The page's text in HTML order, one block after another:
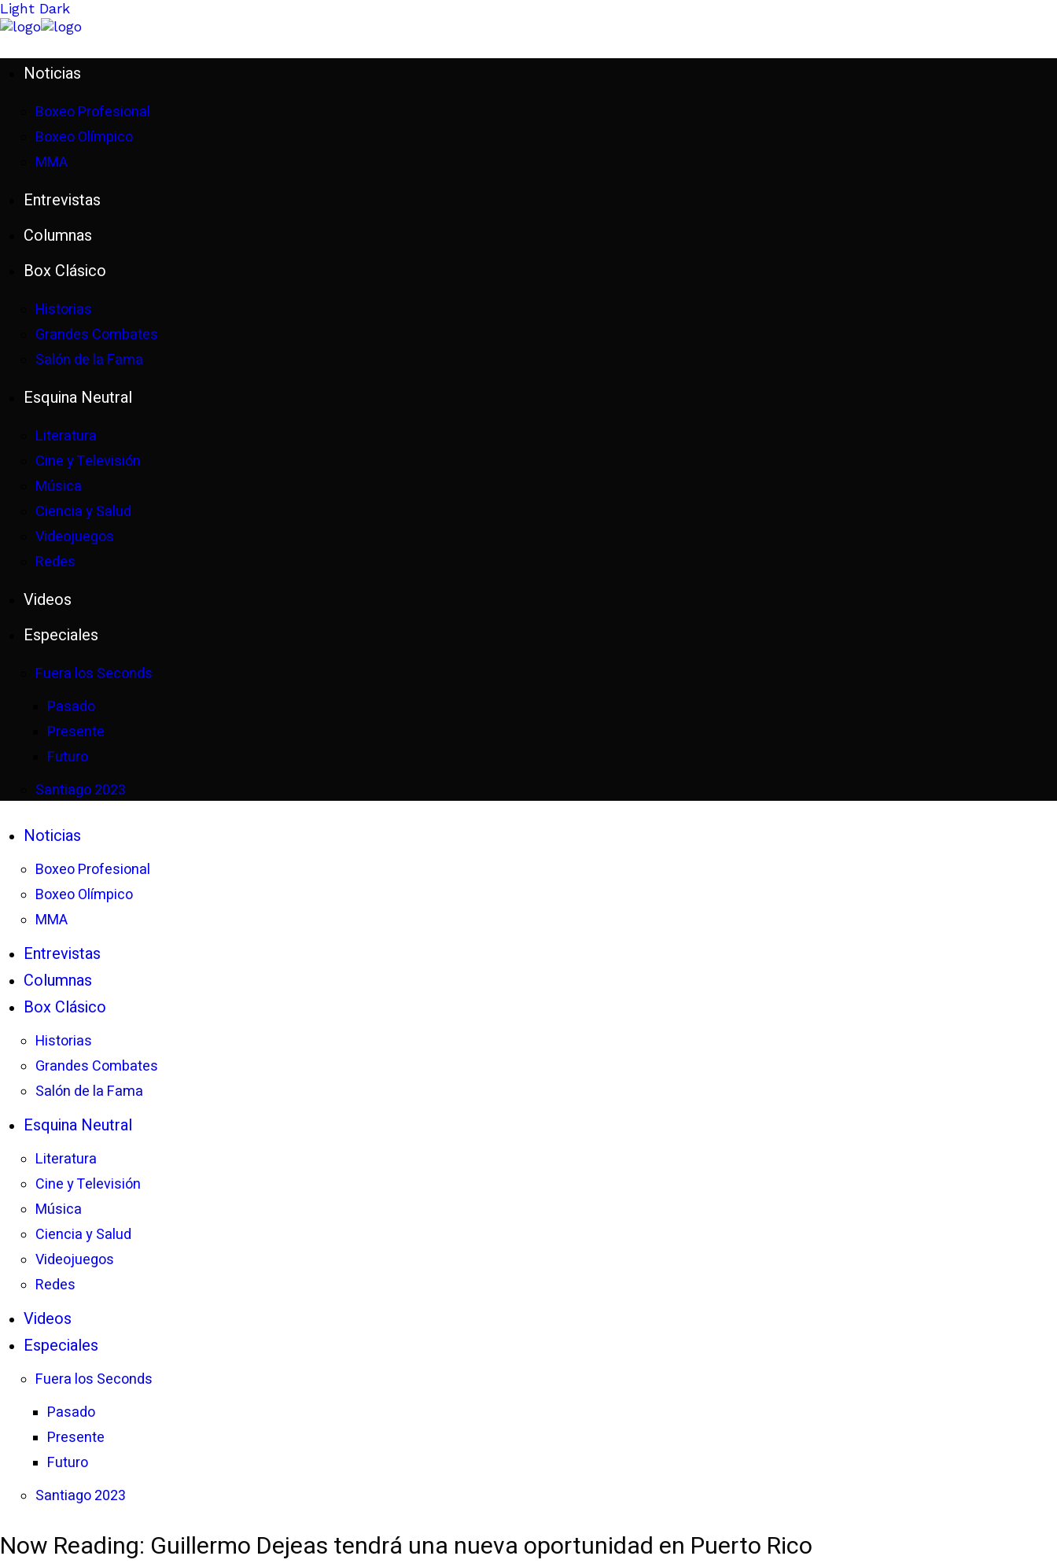
Light Dark
Noticias
Boxeo Profesional
Boxeo Olímpico
MMA
Entrevistas
Columnas
Box Clásico
Historias
Grandes Combates
Salón de la Fama
Esquina Neutral
Literatura
Cine y Televisión
Música
Ciencia y Salud
Videojuegos
Redes
Videos
Especiales
Fuera los Seconds
Pasado
Presente
Futuro
Santiago 2023
Noticias
Boxeo Profesional
Boxeo Olímpico
MMA
Entrevistas
Columnas
Box Clásico
Historias
Grandes Combates
Salón de la Fama
Esquina Neutral
Literatura
Cine y Televisión
Música
Ciencia y Salud
Videojuegos
Redes
Videos
Especiales
Fuera los Seconds
Pasado
Presente
Futuro
Santiago 2023
Now Reading: Guillermo Dejeas tendrá una nueva oportunidad en Puerto Rico